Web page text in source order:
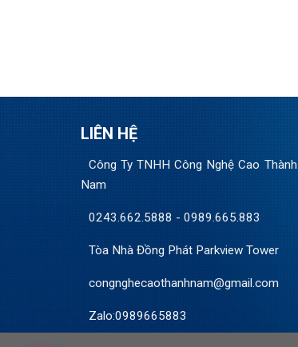
LIÊN HỆ
Công Ty TNHH Công Nghệ Cao Thành
Nam
0243.662.5888 - 0989.665.883
Tòa Nhà Đồng Phát Parkview Tower
congnghecaothanhnam@gmail.com
Zalo:0989665883